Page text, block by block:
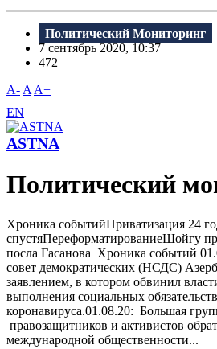
Политический Мониторинг
7 сентябрь 2020, 10:37
472
A- A A+
EN
ASTNA
Политический
Хроника событийПриватизация 24
спустяПереформатированиеШойгу
посла Гасанова Хроника событий
совет демократических (НСДС)
заявлением, в котором обвинил
выполнения социальных
коронавируса.01.08.20: Большая
правозащитников и активистов
международной общественности...